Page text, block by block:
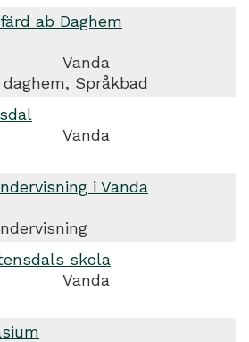
ab Daghem
Vanda
Språkbad
Vanda
i Vanda
skola
Vanda